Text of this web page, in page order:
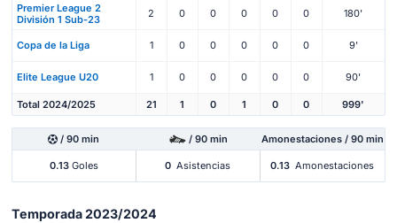
Premier League 2
División 1 Sub-23
2 0 0 0 0 0 180'
Copa de la Liga 1 0 0 0 0 0 9'
Elite League U20 1 0 0 0 0 0 90'
Total 2024/2025 21 1 0 1 0 0 999'
/ 90 min / 90 min Amonestaciones / 90 min
0.13Goles 0 Asistencias 0.13 Amonestaciones
Temporada 2023/2024